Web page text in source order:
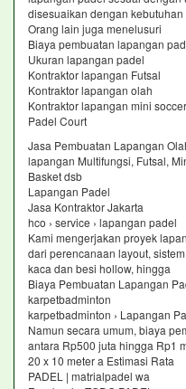
disesuaikan dengan kebutuhan
Orang lain juga menelusuri
Biaya pembuatan lapangan
Ukuran lapangan padel
Kontraktor lapangan Futsal
Kontraktor lapangan olah
Kontraktor lapangan mini soccer
Padel Court
Jasa Pembuatan Lapangan
lapangan Multifungsi, Futsal,
Basket dsb
Lapangan Padel
Jasa Kontraktor Jakarta
hco › service › lapangan padel
Kami mengerjakan proyek
dari perencanaan layout,
kaca dan besi hollow, hingga
Biaya Pembuatan Lapangan
karpetbadminton
karpetbadminton › Lapangan
Namun secara umum, biaya
antara Rp500 juta hingga Rp1
20 x 10 meter a Estimasi Rata
PADEL | matrialpadel wa